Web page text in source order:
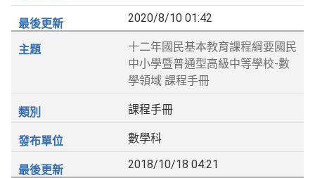
2020/8/10 01:42
十二年國民基本教育課程綱要國民
中小學暨普通型高級中等學校-數
學領域 課程手冊
課程手冊
數學科
2018/10/18 04:21